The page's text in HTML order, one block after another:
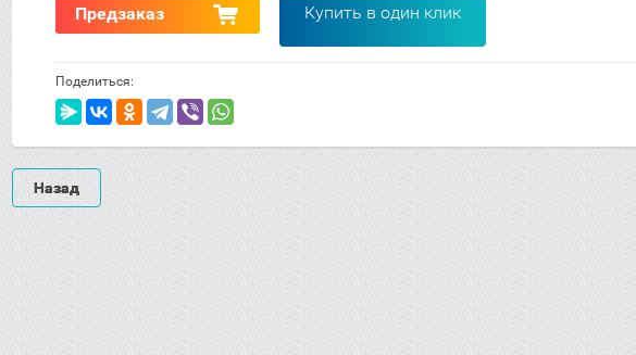
Предзаказ Купить в один клик
Поделиться:
Назад